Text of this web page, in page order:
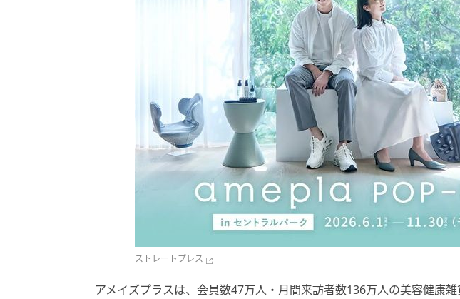
ストレートプレス
アメイズプラスは、会員数47万人・月間来訪者数136万人の美容健康